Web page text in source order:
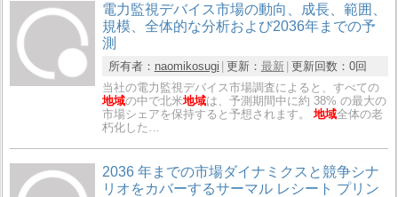
電力監視デバイス市場の動向、成長、範囲、
規模、全体的な分析および2036年までの予
測
所有者： naomikosugi 更新： 最新 更新回数： 0回
当社の電力監視デバイス市場調査によると、すべての
地域の中で北米地域は、予測期間中に約 38% の最大の
市場シェアを保持すると予想されます。地域全体の老
朽化した…
2036 年までの市場ダイナミクスと競争シナ
リオをカバーするサーマル レシート プリン